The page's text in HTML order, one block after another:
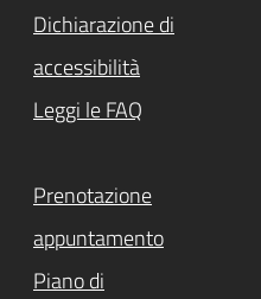
Dichiarazione di
accessibilità
Leggi le FAQ
Prenotazione
appuntamento
Piano di